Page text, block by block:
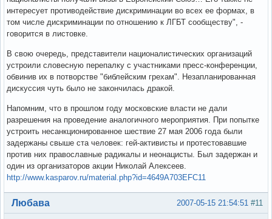
интересует противодействие дискриминации во всех ее формах, в
том числе дискриминации по отношению к ЛГБТ сообществу", -
говорится в листовке.
В свою очередь, представители националистических организаций
устроили словесную перепалку с участниками пресс-конференции,
обвинив их в потворстве "библейским грехам". Незапланированная
дискуссия чуть было не закончилась дракой.
Напомним, что в прошлом году московские власти не дали
разрешения на проведение аналогичного мероприятия. При попытке
устроить несанкционированное шествие 27 мая 2006 года были
задержаны свыше ста человек: гей-активисты и протестовавшие
против них православные радикалы и неонацисты. Был задержан и
один из организаторов акции Николай Алексеев.
http://www.kasparov.ru/material.php?id=4649A703EFC11
Вне форума #11
2007-05-15 21:54:51
Любава